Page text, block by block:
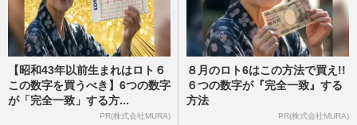
【昭和43年以前生まれはロト６
この数字を買うべき】6つの数字
が「完全一致」する方...
PR(株式会社MURA)
８月のロト6はこの方法で買え!!
６つの数字が『完全一致』する
方法
PR(株式会社MURA)